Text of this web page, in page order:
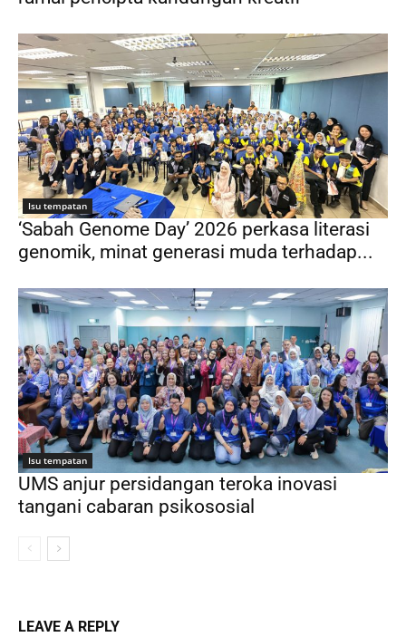
Isu tempatan
‘Sabah Genome Day’ 2026 perkasa literasi
genomik, minat generasi muda terhadap...
Isu tempatan
UMS anjur persidangan teroka inovasi
tangani cabaran psikososial
LEAVE A REPLY